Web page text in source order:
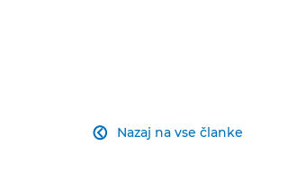
Nazaj na vse članke
